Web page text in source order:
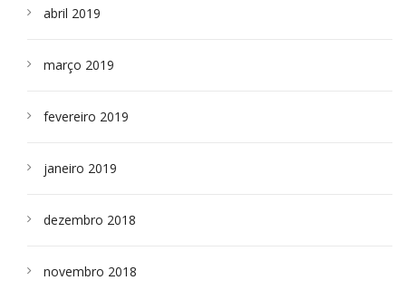
abril 2019
março 2019
fevereiro 2019
janeiro 2019
dezembro 2018
novembro 2018